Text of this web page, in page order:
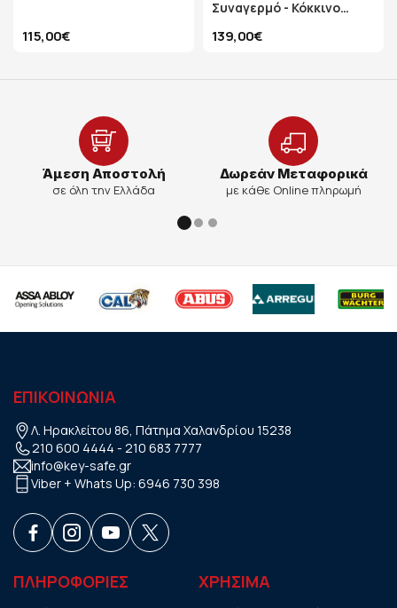
115,00€
Συναγερμό - Κόκκινο
139,00€
Άμεση Αποστολή
σε όλη την Ελλάδα
Δωρεάν Μεταφορικά
με κάθε Online πληρωμή
ΕΠΙΚΟΙΝΩΝΙΑ
Λ. Ηρακλείτου 86, Πάτημα Χαλανδρίου 15238
210 600 4444 - 210 683 7777
info@key-safe.gr
Viber + Whats Up: 6946 730 398
ΠΛΗΡΟΦΟΡΙΕΣ ΧΡHΣΙΜΑ